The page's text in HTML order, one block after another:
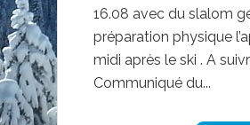
16.08 avec du slalom
préparation physique
midi après le ski . A
Communiqué du...